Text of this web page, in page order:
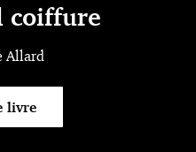
coiffure
Allard
livre